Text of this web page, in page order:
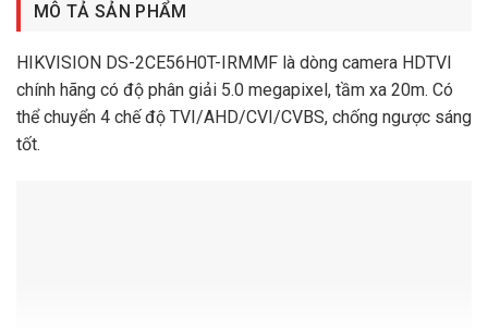
MÔ TẢ SẢN PHẨM
HIKVISION DS-2CE56H0T-IRMMF là dòng camera HDTVI
chính hãng có độ phân giải 5.0 megapixel, tầm xa 20m. Có
thể chuyển 4 chế độ TVI/AHD/CVI/CVBS, chống ngược sáng
tốt.